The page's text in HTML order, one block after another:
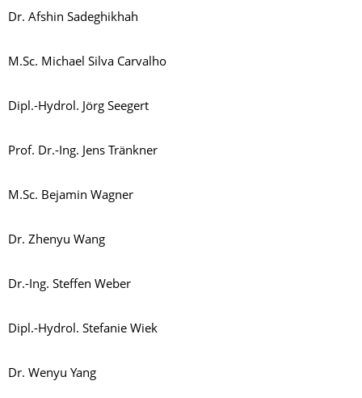
Dr. Afshin Sadeghikhah
M.Sc. Michael Silva Carvalho
Dipl.-Hydrol. Jörg Seegert
Prof. Dr.-Ing. Jens Tränkner
M.Sc. Bejamin Wagner
Dr. Zhenyu Wang
Dr.-Ing. Steffen Weber
Dipl.-Hydrol. Stefanie Wiek
Dr. Wenyu Yang